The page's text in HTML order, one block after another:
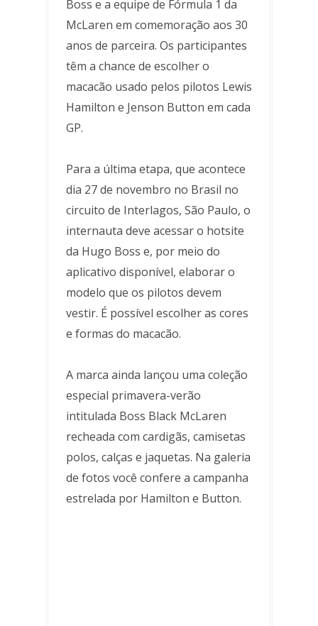
Boss e a equipe de Fórmula 1 da
McLaren em comemoração aos 30
anos de parceira. Os participantes
têm a chance de escolher o
macacão usado pelos pilotos Lewis
Hamilton e Jenson Button em cada
GP.
Para a última etapa, que acontece
dia 27 de novembro no Brasil no
circuito de Interlagos, São Paulo, o
internauta deve acessar o hotsite
da Hugo Boss e, por meio do
aplicativo disponível, elaborar o
modelo que os pilotos devem
vestir. É possível escolher as cores
e formas do macacão.
A marca ainda lançou uma coleção
especial primavera-verão
intitulada Boss Black McLaren
recheada com cardigãs, camisetas
polos, calças e jaquetas. Na galeria
de fotos você confere a campanha
estrelada por Hamilton e Button.